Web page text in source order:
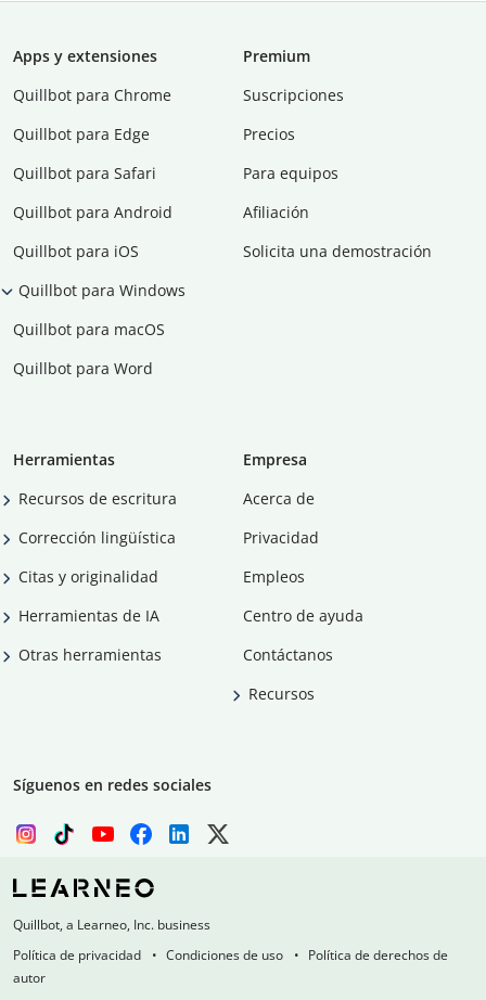
Apps y extensiones
Quillbot para Chrome
Quillbot para Edge
Quillbot para Safari
Quillbot para Android
Quillbot para iOS
Quillbot para Windows
Quillbot para macOS
Quillbot para Word
Premium
Suscripciones
Precios
Para equipos
Afiliación
Solicita una demostración
Herramientas
Recursos de escritura
Corrección lingüística
Citas y originalidad
Herramientas de IA
Otras herramientas
Empresa
Acerca de
Privacidad
Empleos
Centro de ayuda
Contáctanos
Recursos
Síguenos en redes sociales
Quillbot, a Learneo, Inc. business
Política de privacidad
Condiciones de uso
Política de derechos de
autor